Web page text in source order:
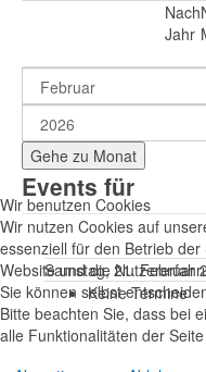
Nach
Jahr
Gehe zu Monat
Events für
Samstag, 21. Februar
Keine Termine
Wir benutzen Cookies
Wir nutzen Cookies auf
essenziell für den Betrieb
Website und die
Sie können selbst
Bitte beachten Sie, dass bei
alle Funktionalitäten der